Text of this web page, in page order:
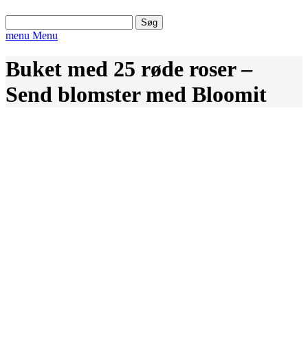
efter:
menu Menu
Buket med 25 røde roser –
Send blomster med Bloomit